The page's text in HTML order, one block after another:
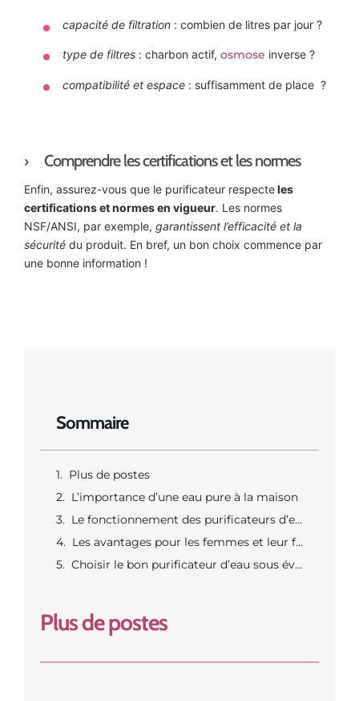
Sommaire
Plus de postes
L’importance d’une eau pure à la maison
Le fonctionnement des purificateurs d’eau sous évier
Les avantages pour les femmes et leur foyer
Choisir le bon purificateur d’eau sous évier
Plus de postes
capacité de filtration : combien de litres par jour ?
type de filtres : charbon actif, osmose inverse ?
compatibilité et espace : suffisamment de place ?
Comprendre les certifications et les normes
Enfin, assurez-vous que le purificateur respecteles
certifications et normes en vigueur. Les normes
NSF/ANSI, par exemple, garantissent l’efficacité et la
sécurité du produit. En bref, un bon choix commence par
une bonne information !